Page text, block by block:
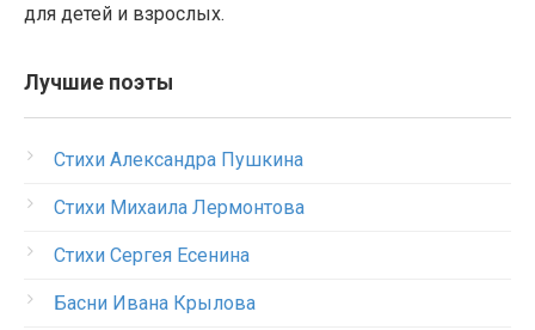
для детей и взрослых.
Лучшие поэты
Стихи Александра Пушкина
Стихи Михаила Лермонтова
Стихи Сергея Есенина
Басни Ивана Крылова